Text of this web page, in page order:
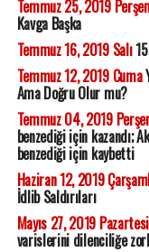
Temmuz 25, 2019
Kavga Başka
Temmuz 16, 2019 Salı
Temmuz 12, 2019 Cuma
Ama Doğru Olur mu?
Temmuz 04, 2019
benzediği için kazandı;
benzediği için kaybetti
Haziran 12, 2019
İdlib Saldırıları
Mayıs 27, 2019 Pazartesi
varislerini dilenciliğe